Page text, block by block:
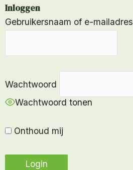
Inloggen
Gebruikersnaam of e-mailadres
Wachtwoord
Wachtwoord tonen
Onthoud mij